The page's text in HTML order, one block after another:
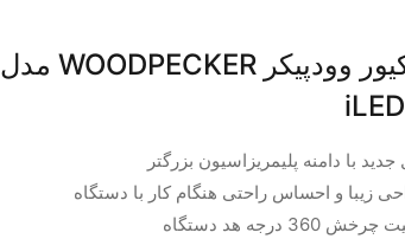
لایت کیور وودپیکر WOODPECKER مدل
با دامنه پلیمریزاسیون بزرگتر
زیبا و احساس راحتی هنگام کار با دستگاه
360 درجه هد دستگاه